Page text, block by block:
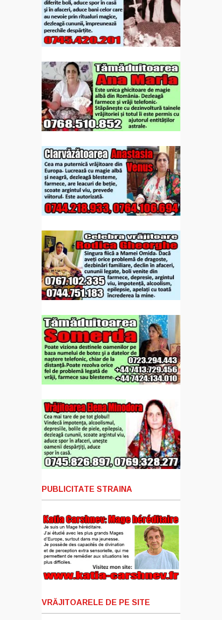
PUBLICITATE STRAINA
VRĂJITOARELE DE PE SITE